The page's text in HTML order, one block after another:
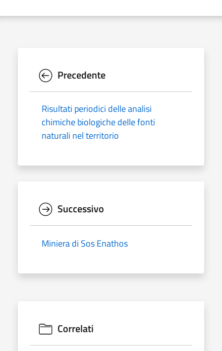
Precedente
Risultati periodici delle analisi
chimiche biologiche delle fonti
naturali nel territorio
Successivo
Miniera di Sos Enathos
Correlati